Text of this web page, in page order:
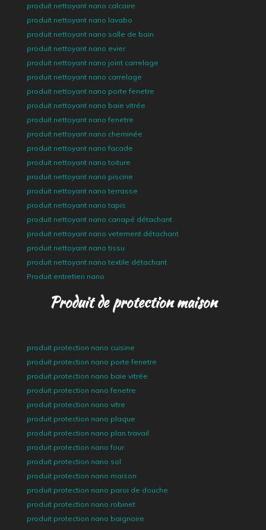
produit nettoyant nano calcaire
produit nettoyant nano lavabo
produit nettoyant nano salle de bain
produit nettoyant nano evier
produit nettoyant nano joint carrelage
produit nettoyant nano carrelage
produit nettoyant nano porte fenetre
produit nettoyant nano baie vitrée
produit nettoyant nano fenetre
produit nettoyant nano cheminée
produit nettoyant nano facade
produit nettoyant nano toiture
produit nettoyant nano piscine
produit nettoyant nano terrasse
produit nettoyant nano tapis
produit nettoyant nano canapé détachant
produit nettoyant nano vetement détachant
produit nettoyant nano tissu
produit nettoyant nano textile détachant
Produit entretien nano
Produit de protection maison
produit protection nano cuisine
produit protection nano porte fenetre
produit protection nano baie vitrée
produit protection nano fenetre
produit protection nano vitre
produit protection nano plaque
produit protection nano plan travail
produit protection nano four
produit protection nano sol
produit protection nano maison
produit protection nano paroi de douche
produit protection nano robinet
produit protection nano baignoire